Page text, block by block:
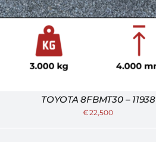
TOYOTA 8FBMT30 – 11938
€22,500